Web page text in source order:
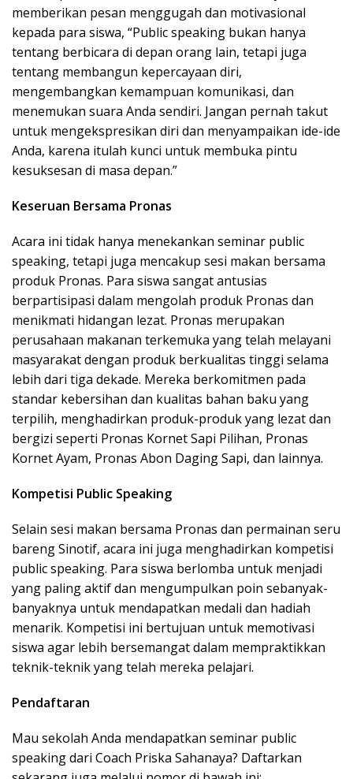
memberikan pesan menggugah dan motivasional
kepada para siswa, “Public speaking bukan hanya
tentang berbicara di depan orang lain, tetapi juga
tentang membangun kepercayaan diri,
mengembangkan kemampuan komunikasi, dan
menemukan suara Anda sendiri. Jangan pernah takut
untuk mengekspresikan diri dan menyampaikan ide-ide
Anda, karena itulah kunci untuk membuka pintu
kesuksesan di masa depan.”
Keseruan Bersama Pronas
Acara ini tidak hanya menekankan seminar public
speaking, tetapi juga mencakup sesi makan bersama
produk Pronas. Para siswa sangat antusias
berpartisipasi dalam mengolah produk Pronas dan
menikmati hidangan lezat. Pronas merupakan
perusahaan makanan terkemuka yang telah melayani
masyarakat dengan produk berkualitas tinggi selama
lebih dari tiga dekade. Mereka berkomitmen pada
standar kebersihan dan kualitas bahan baku yang
terpilih, menghadirkan produk-produk yang lezat dan
bergizi seperti Pronas Kornet Sapi Pilihan, Pronas
Kornet Ayam, Pronas Abon Daging Sapi, dan lainnya.
Kompetisi Public Speaking
Selain sesi makan bersama Pronas dan permainan seru
bareng Sinotif, acara ini juga menghadirkan kompetisi
public speaking. Para siswa berlomba untuk menjadi
yang paling aktif dan mengumpulkan poin sebanyak-
banyaknya untuk mendapatkan medali dan hadiah
menarik. Kompetisi ini bertujuan untuk memotivasi
siswa agar lebih bersemangat dalam mempraktikkan
teknik-teknik yang telah mereka pelajari.
Pendaftaran
Mau sekolah Anda mendapatkan seminar public
speaking dari Coach Priska Sahanaya? Daftarkan